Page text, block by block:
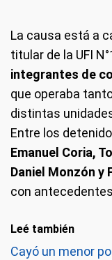
La causa está a
titular de la UFI
integrantes de
que operaba
distintas
Entre los
Emanuel Coria,
Daniel Monzón y
con
Leé también
Cayó un menor